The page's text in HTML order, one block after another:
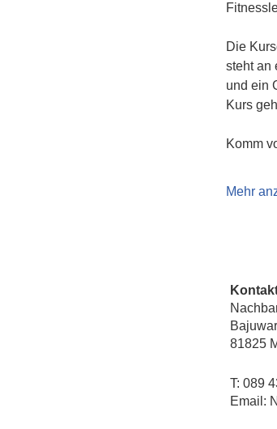
Die
steht an
und ein
Kurs
Komm
Mehr
81825
T: 089
Email: